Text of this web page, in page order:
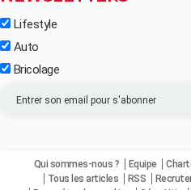
Lifestyle
Auto
Bricolage
Qui sommes-nous ? Equipe
Tous les articles
RSS